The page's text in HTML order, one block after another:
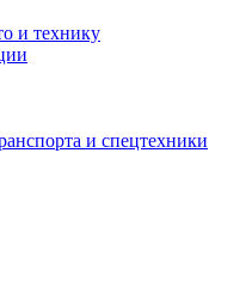
и технику
и спецтехники